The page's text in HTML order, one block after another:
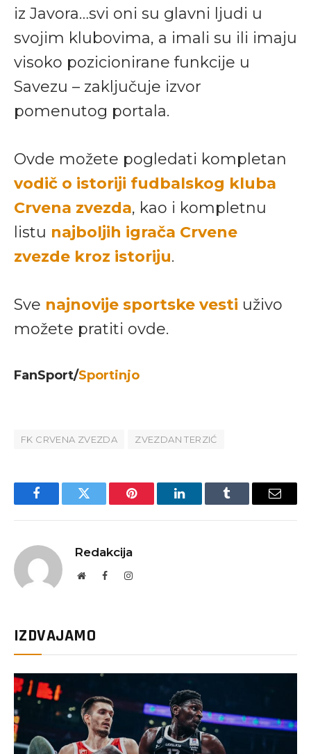
iz Javora…svi oni su glavni ljudi u
svojim klubovima, a imali su ili imaju
visoko pozicionirane funkcije u
Savezu – zaključuje izvor
pomenutog portala.
Ovde možete pogledati kompletan
vodič o istoriji fudbalskog kluba
Crvena zvezda, kao i kompletnu
listu najboljih igrača Crvene
zvezde kroz istoriju.
Sve najnovije sportske vesti uživo
možete pratiti ovde.
FanSport/Sportinjo
FK CRVENA ZVEZDA ZVEZDAN TERZIĆ
FacebookTwitter Pinterest LinkedInTumblr Email
Redakcija
WebsiteFacebookInstagram
IZDVAJAMO